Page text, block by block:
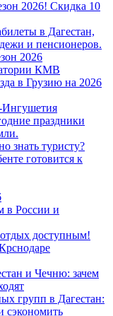
2026! Скидка 10
в Дагестан,
и пенсионеров.
2026
КМВ
в Грузию на 2026
Ингушетия
праздники
знать туристу?
готовится к
в России и
отдых доступным!
и Чечню: зачем
групп в Дагестан:
сэкономить